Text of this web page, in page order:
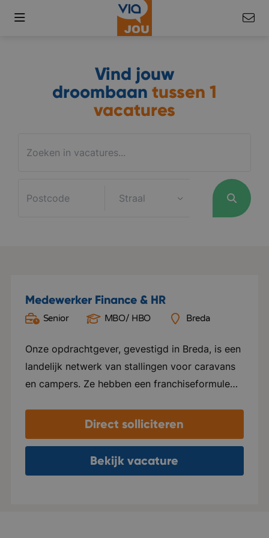
Vind jouw
droombaan tussen 1
vacatures
Medewerker Finance & HR
Senior MBO/ HBO Breda
Onze opdrachtgever, gevestigd in Breda, is een
landelijk netwerk van stallingen voor caravans
en campers. Ze hebben een franchiseformule
een lege kas of schuur die laten ombouwen tot
stalling. De ondernemer wordt volledig
ontzorgd: vergunningen worden aangevraagd,
de locatie komt op het platform, en
Direct solliciteren
Bekijk vacature